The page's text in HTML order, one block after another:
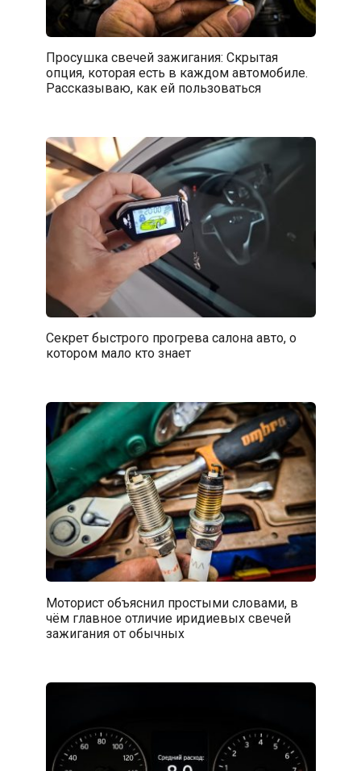
Просушка свечей зажигания: Скрытая
опция, которая есть в каждом автомобиле.
Рассказываю, как ей пользоваться
Секрет быстрого прогрева салона авто, о
котором мало кто знает
Моторист объяснил простыми словами, в
чём главное отличие иридиевых свечей
зажигания от обычных